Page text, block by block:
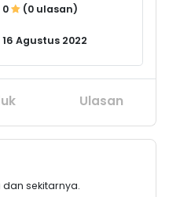
0 (0 ulasan)
16 Agustus 2022
Ulasan
dan sekitarnya.